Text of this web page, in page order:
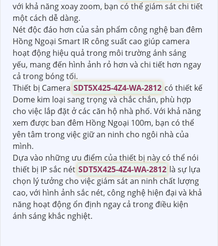
với khả năng xoay zoom, bạn có thể giám sát chi tiết
một cách dễ dàng.
Nét độc đáo hơn của sản phẩm công nghệ ban đêm
Hồng Ngoại Smart IR công suất cao giúp camera
hoạt động hiệu quả trong môi trường ánh sáng
yếu, mang đến hình ảnh rỏ hơn và chi tiết hơn ngay
cả trong bóng tối.
Thiết bị Camera SDT5X425-4Z4-WA-2812 có thiết kế
Dome kim loại sang trọng và chắc chắn, phù hợp
cho việc lắp đặt ở các căn hộ nhà phố. Với khả năng
xem được ban đêm Hồng Ngoại 100m, bạn có thể
yên tâm trong việc giữ an ninh cho ngôi nhà của
mình.
Dựa vào những ưu điểm của thiết bị này có thể nói
thiết bị IP sắc nét SDT5X425-4Z4-WA-2812 là sự lựa
chọn lý tưởng cho việc giám sát an ninh chất lượng
cao, với hình ảnh sắc nét, công nghệ hiện đại và khả
năng hoạt động ổn định ngay cả trong điều kiện
ánh sáng khắc nghiệt.